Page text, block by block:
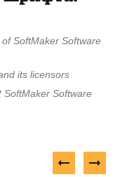
SoftMaker Software
its licensors
SoftMaker Software